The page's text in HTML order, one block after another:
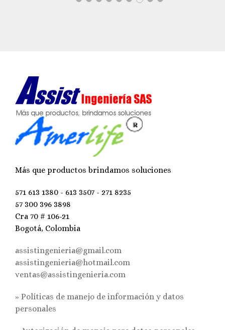
Más que productos brindamos soluciones
571 613 1380 - 613 3507 - 271 8235
57 300 396 3898
Cra 70 # 106-21
Bogotá, Colombia
assistingenieria@gmail.com
assistingenieria@hotmail.com
ventas@assistingenieria.com
» Políticas de manejo de información y datos
personales